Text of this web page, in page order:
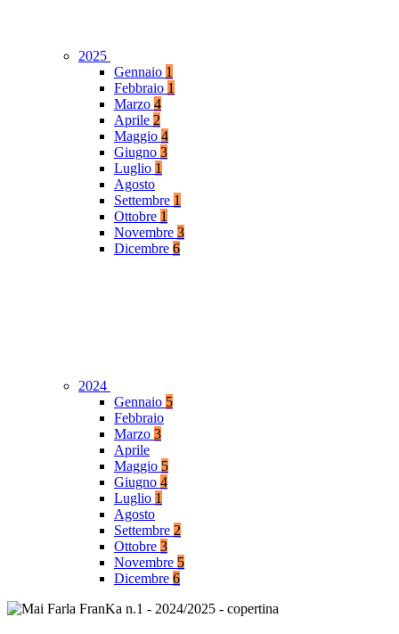
2025
Gennaio 1
Febbraio 1
Marzo 4
Aprile 2
Maggio 4
Giugno 3
Luglio 1
Agosto
Settembre 1
Ottobre 1
Novembre 3
Dicembre 6
2024
Gennaio 5
Febbraio
Marzo 3
Aprile
Maggio 5
Giugno 4
Luglio 1
Agosto
Settembre 2
Ottobre 3
Novembre 5
Dicembre 6